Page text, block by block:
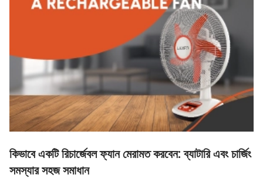
কিভাবে একটি রিচার্জেবল ফ্যান মেরামত করবেন: ব্যাটারি এবং চার্জিং
সমস্যার সহজ সমাধান